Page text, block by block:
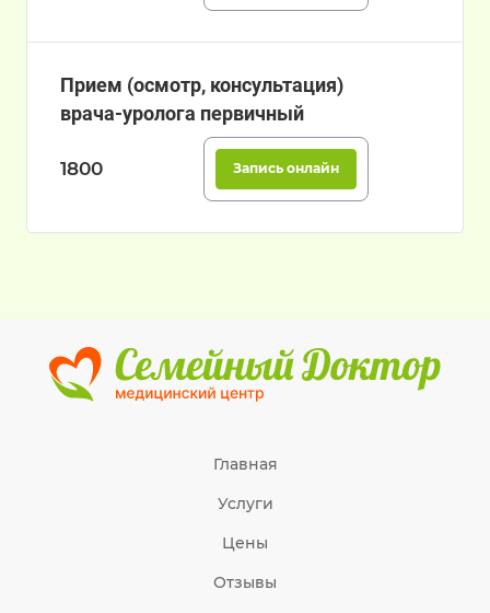
Прием (осмотр, консультация)
врача-уролога первичный
1800 Запись онлайн
Главная
Услуги
Цены
Отзывы